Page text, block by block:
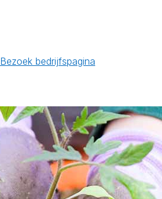
Bezoek bedrijfspagina